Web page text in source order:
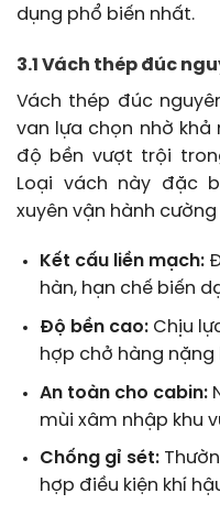
dụng phổ biến nhất.
3.1 Vách thép đúc
Vách thép đúc
van lựa chọn nhờ
độ bền vượt trội
Loại vách này đặc
xuyên vận hành
Kết cấu liền mạch:
hàn, hạn chế biến
Độ bền cao:Chịu
hợp chở hàng nặng
An toàn cho cabin:
mùi xâm nhập khu
Chống gỉ sét:
hợp điều kiện khí